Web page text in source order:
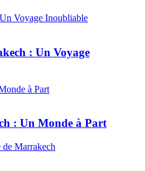
Voyage Inoubliable
: Un Voyage
à Part
: Un Monde à Part
Marrakech